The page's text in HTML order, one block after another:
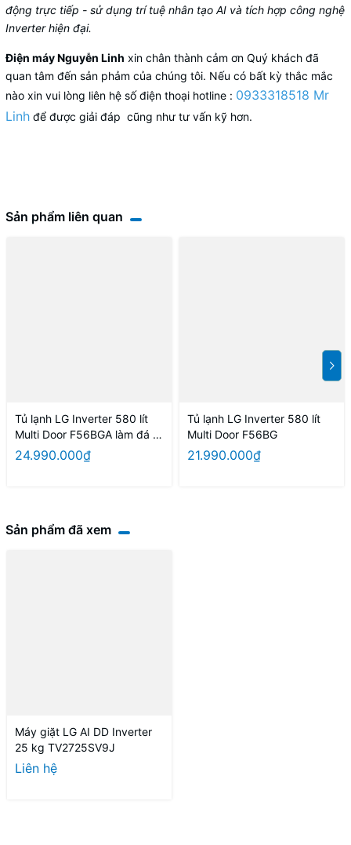
động trực tiếp - sử dụng trí tuệ nhân tạo AI và tích hợp công nghệ
Inverter hiện đại.
Điện máy Nguyễn Linh xin chân thành cảm ơn Quý khách đã
quan tâm đến sản phảm của chúng tôi. Nếu có bất kỳ thắc mắc
nào xin vui lòng liên hệ số điện thoại hotline : 0933318518 Mr
Linh để được giải đáp cũng như tư vấn kỹ hơn.
Sản phẩm liên quan
Tủ lạnh LG Inverter 580 lít
Multi Door F56BGA làm đá tự
động
24.990.000₫
Tủ lạnh LG Inverter 580 lít
Multi Door F56BG
21.990.000₫
Sản phẩm đã xem
Máy giặt LG AI DD Inverter
25 kg TV2725SV9J
Liên hệ